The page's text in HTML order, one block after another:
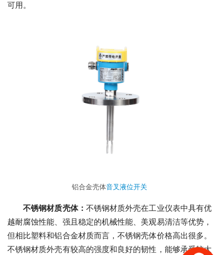
可用。
铝合金壳体音叉液位开关
不锈钢材质壳体： 不锈钢材质外壳在工业仪表中具有优
越耐腐蚀性能、强且稳定的机械性能、美观易清洁等优势，
但相比塑料和铝合金材质而言，不锈钢壳体价格高出很多。
不锈钢材质外壳有较高的强度和良好的韧性，能够承受较大